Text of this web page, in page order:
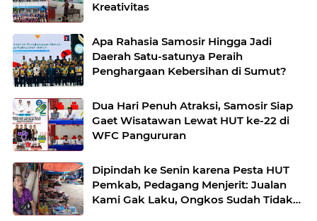
Kreativitas
Apa Rahasia Samosir Hingga Jadi
Daerah Satu-satunya Peraih
Penghargaan Kebersihan di Sumut?
Dua Hari Penuh Atraksi, Samosir Siap
Gaet Wisatawan Lewat HUT ke-22 di
WFC Pangururan
Dipindah ke Senin karena Pesta HUT
Pemkab, Pedagang Menjerit: Jualan
Kami Gak Laku, Ongkos Sudah Tidak